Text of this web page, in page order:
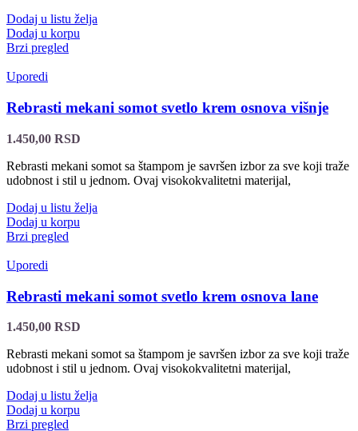
Dodaj u listu želja
Dodaj u korpu
Brzi pregled
Uporedi
Rebrasti mekani somot svetlo krem osnova višnje
1.450,00 RSD
Rebrasti mekani somot sa štampom je savršen izbor za sve koji traže
udobnost i stil u jednom. Ovaj visokokvalitetni materijal,
Dodaj u listu želja
Dodaj u korpu
Brzi pregled
Uporedi
Rebrasti mekani somot svetlo krem osnova lane
1.450,00 RSD
Rebrasti mekani somot sa štampom je savršen izbor za sve koji traže
udobnost i stil u jednom. Ovaj visokokvalitetni materijal,
Dodaj u listu želja
Dodaj u korpu
Brzi pregled